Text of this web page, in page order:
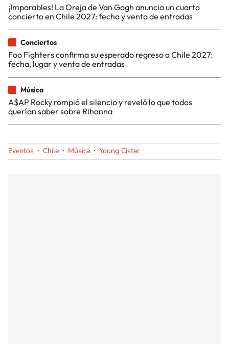
¡Imparables! La Oreja de Van Gogh anuncia un cuarto
concierto en Chile 2027: fecha y venta de entradas
Conciertos
Foo Fighters confirma su esperado regreso a Chile 2027:
fecha, lugar y venta de entradas
Música
A$AP Rocky rompió el silencio y reveló lo que todos
querían saber sobre Rihanna
Eventos Chile Música Young Cister